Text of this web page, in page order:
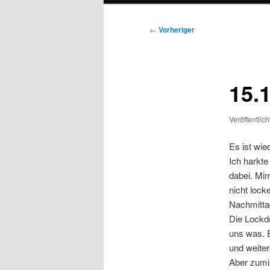
Beitragsnavigation
← Vorheriger
Es ist
Ich
dabei.
nicht
Die
uns was.
und
Aber